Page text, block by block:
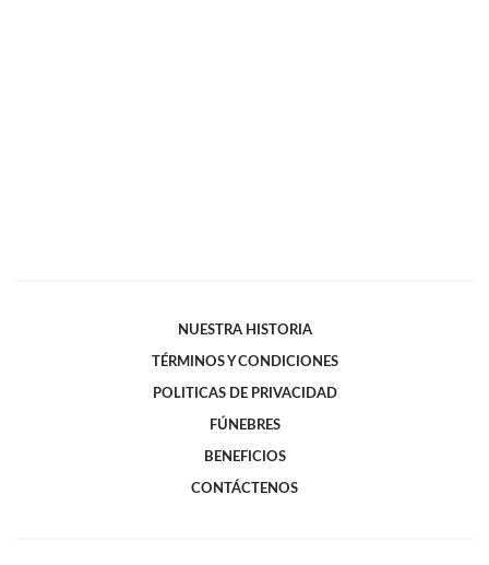
NUESTRA HISTORIA
TÉRMINOS Y CONDICIONES
POLITICAS DE PRIVACIDAD
FÚNEBRES
BENEFICIOS
CONTÁCTENOS